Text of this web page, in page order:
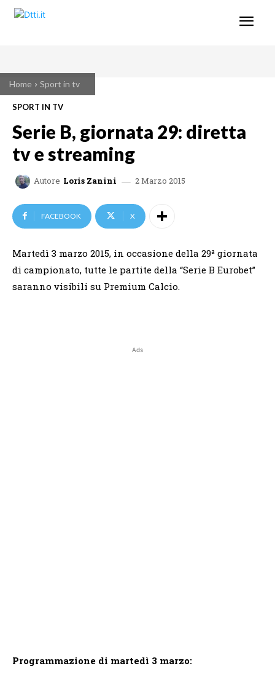
Home Sport in tv
SPORT IN TV
Serie B, giornata 29: diretta
tv e streaming
Autore Loris Zanini 2 Marzo 2015
FACEBOOK X
Martedì 3 marzo 2015, in occasione della 29ª giornata
di campionato, tutte le partite della “Serie B Eurobet”
saranno visibili su Premium Calcio.
Ads
Programmazione di martedì 3 marzo: